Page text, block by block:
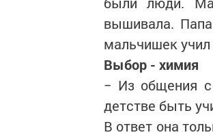
вышивала.
мальчишек
Выбор - химия
− Из общения
детстве быть
В ответ она